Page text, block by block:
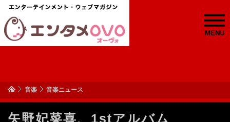
MENU
音楽 音楽ニュース
矢野妃菜喜、1stアルバム